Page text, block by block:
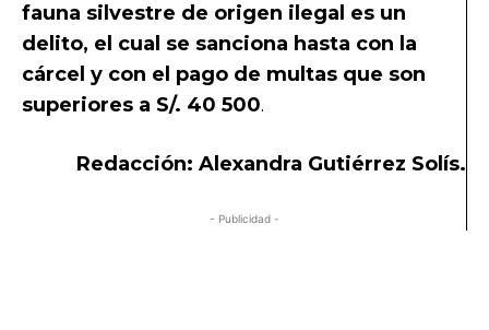
fauna silvestre de origen ilegal es un
delito, el cual se sanciona hasta con la
cárcel y con el pago de multas que son
superiores a S/. 40 500.
Redacción: Alexandra Gutiérrez Solís.
- Publicidad -